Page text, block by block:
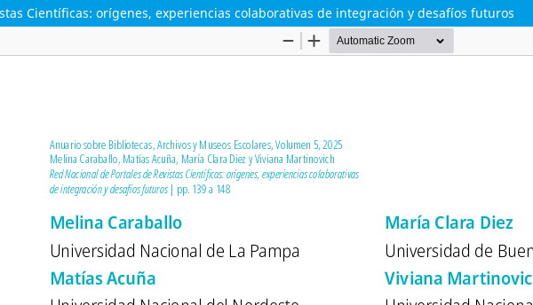
Científicas: orígenes, experiencias colaborativas de integración y desafíos futuros